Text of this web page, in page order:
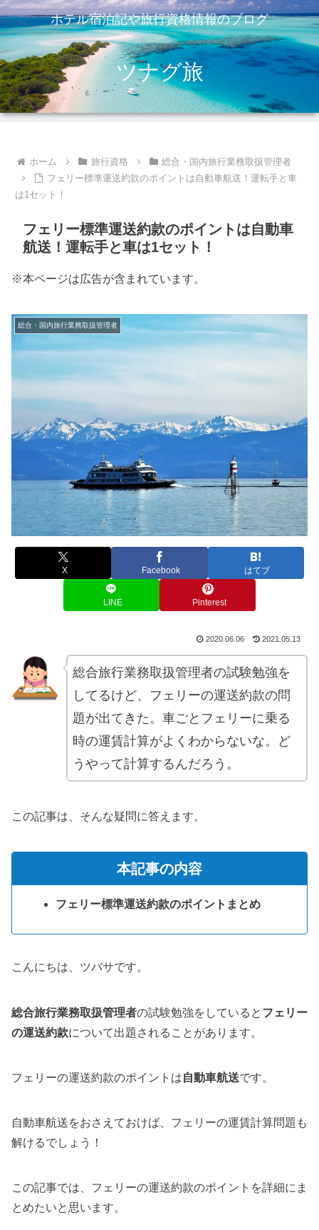
ホテル宿泊記や旅行資格情報のブログ
ツナグ旅
ホーム 旅行資格
総合・国内旅行業務取扱管理者
フェリー標準運送約款のポイントは自動車航送！運転手と車
は1セット！
フェリー標準運送約款のポイントは自動車
航送！運転手と車は1セット！
※本ページは広告が含まれています。
総合・国内旅行業務取扱管理者
X Facebook はてブ
LINE Pinterest
2020.06.06 2021.05.13
総合旅行業務取扱管理者の試験勉強を
してるけど、フェリーの運送約款の問
題が出てきた。車ごとフェリーに乗る
時の運賃計算がよくわからないな。ど
うやって計算するんだろう。
この記事は、そんな疑問に答えます。
本記事の内容
フェリー標準運送約款のポイントまとめ
こんにちは、ツバサです。
総合旅行業務取扱管理者の試験勉強をしていると フェリー
の運送約款について出題されることがあります。
フェリーの運送約款のポイントは自動車航送です。
自動車航送をおさえておけば、フェリーの運賃計算問題も
解けるでしょう！
この記事では、フェリーの運送約款のポイントを詳細にま
とめたいと思います。